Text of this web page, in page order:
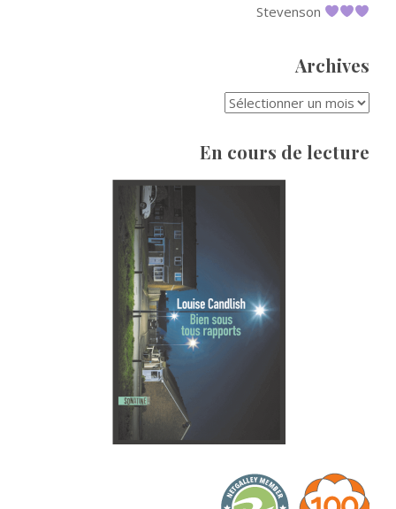
Stevenson
Archives
En cours de lecture